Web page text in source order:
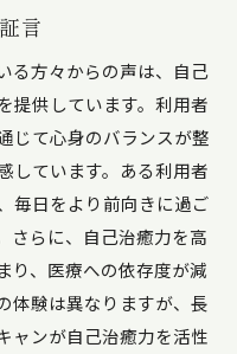
言
る方々からの声は、自己
提供しています。利用者
じて心身のバランスが整
しています。ある利用者
毎日をより前向きに過ご
さらに、自己治癒力を高
り、医療への依存度が減
体験は異なりますが、長
ャンが自己治癒力を活性